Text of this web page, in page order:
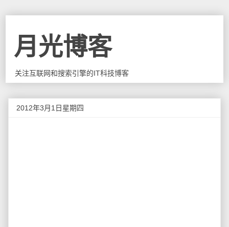
月光博客
关注互联网和搜索引擎的IT科技博客
2012年3月1日星期四